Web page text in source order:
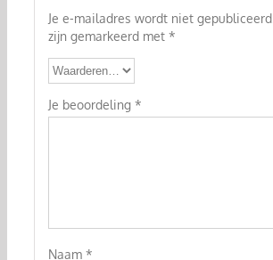
Je e-mailadres wordt niet gepubliceerd.
zijn gemarkeerd met *
Je beoordeling *
Naam *